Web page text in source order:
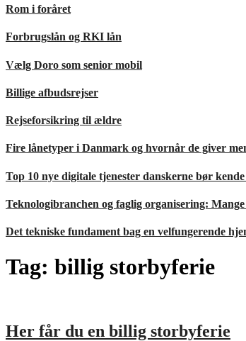
Rom i foråret
Forbrugslån og RKI lån
Vælg Doro som senior mobil
Billige afbudsrejser
Rejseforsikring til ældre
Fire lånetyper i Danmark og hvornår de giver
Top 10 nye digitale tjenester danskerne bør
Teknologibranchen og faglig organisering:
Det tekniske fundament bag en velfungerende
Tag: billig storbyferie
Her får du en billig storbyferie